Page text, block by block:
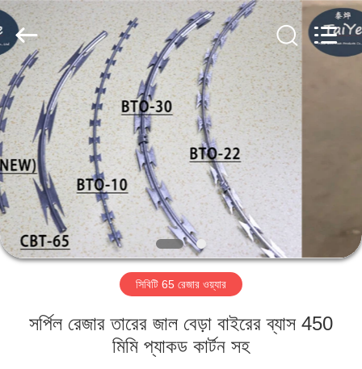
বাড়ি
পণ্য
আমাদের
সম্পর্কে
কারখানা
রেজার
সরবরাহকারী.
Copyright
©
2019
-
2021
barbedwirerazorwire.com.
All
Rights
Reserved.
সিবিটি 65 রেজার ওয়্যার
সর্পিল রেজার তারের জাল বেড়া বাইরের ব্যাস 450
মিমি প্যাকড কার্টন সহ